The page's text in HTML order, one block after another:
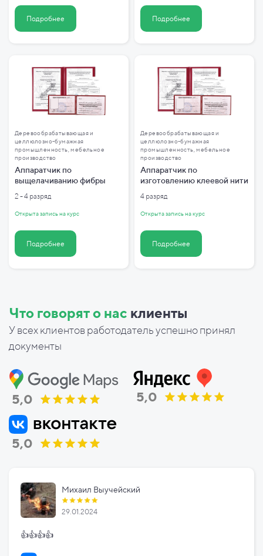
Подробнее Подробнее
Деревообрабатывающая и
целлюлозно-бумажная
промышленность, мебельное
производство
Аппаратчик по
выщелачиванию фибры
2 - 4 разряд
Открыта запись на курс
Подробнее
Деревообрабатывающая и
целлюлозно-бумажная
промышленность, мебельное
производство
Аппаратчик по
изготовлению клеевой нити
4 разряд
Открыта запись на курс
Подробнее
Что говорят о нас клиенты
У всех клиентов работодатель успешно принял
документы
5,0 5,0
5,0
Михаил Выучейский
29.01.2024
👍👍👍👍